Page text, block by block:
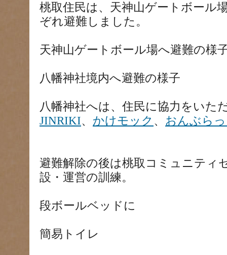
桃取住民は、天神山ゲートボール
ぞれ避難しました。
天神山ゲートボール場へ避難の様
八幡神社境内へ避難の様子
八幡神社へは、住民に協力をいた
JINRIKI、 かけモック 、 おんぶら
避難解除の後は桃取コミュニティ
設・運営の訓練。
段ボールベッドに
簡易トイレ